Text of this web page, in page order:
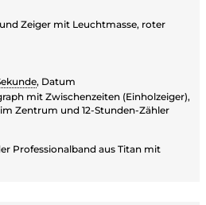
Zeiger mit Leuchtmasse, roter
, Datum
mit Zwischenzeiten (Einholzeiger),
Zentrum und 12-Stunden-Zähler
Professionalband aus Titan mit